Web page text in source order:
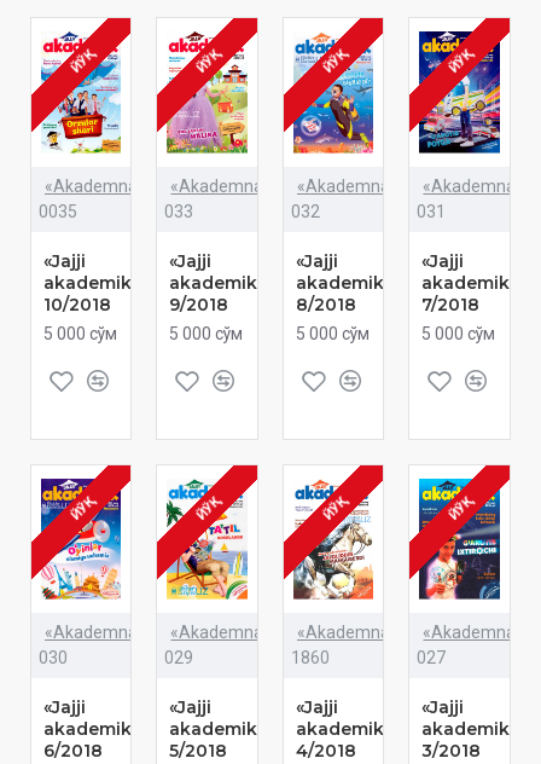
ЙЎҚ
«Akademnashr»
0035
«Jajji
akademik»
10/2018
5 000 сўм
ЙЎҚ
«Akademnashr»
033
«Jajji
akademik»
9/2018
5 000 сўм
ЙЎҚ
«Akademnashr»
032
«Jajji
akademik»
8/2018
5 000 сўм
ЙЎҚ
031
«Jajji
akademik»
7/2018
5 000 сўм
ЙЎҚ
«Akademnashr»
030
«Jajji
akademik»
6/2018
ЙЎҚ
«Akademnashr»
029
«Jajji
akademik»
5/2018
ЙЎҚ
«Akademnashr»
1860
«Jajji
akademik»
4/2018
ЙЎҚ
027
«Jajji
akademik»
3/2018